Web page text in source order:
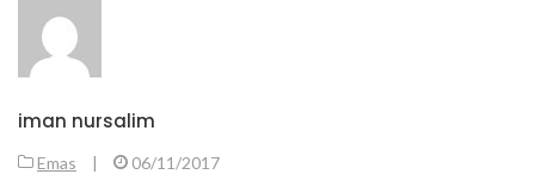
iman nursalim
Emas | 06/11/2017